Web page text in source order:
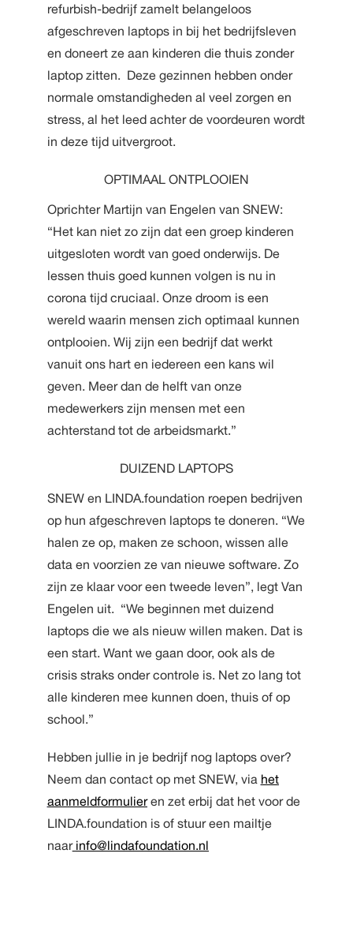
refurbish-bedrijf zamelt belangeloos
afgeschreven laptops in bij het bedrijfsleven
en doneert ze aan kinderen die thuis zonder
laptop zitten. Deze gezinnen hebben onder
normale omstandigheden al veel zorgen en
stress, al het leed achter de voordeuren wordt
in deze tijd uitvergroot.
OPTIMAAL ONTPLOOIEN
Oprichter Martijn van Engelen van SNEW:
“Het kan niet zo zijn dat een groep kinderen
uitgesloten wordt van goed onderwijs. De
lessen thuis goed kunnen volgen is nu in
corona tijd cruciaal. Onze droom is een
wereld waarin mensen zich optimaal kunnen
ontplooien. Wij zijn een bedrijf dat werkt
vanuit ons hart en iedereen een kans wil
geven. Meer dan de helft van onze
medewerkers zijn mensen met een
achterstand tot de arbeidsmarkt.”
DUIZEND LAPTOPS
SNEW en LINDA.foundation roepen bedrijven
op hun afgeschreven laptops te doneren. “We
halen ze op, maken ze schoon, wissen alle
data en voorzien ze van nieuwe software. Zo
zijn ze klaar voor een tweede leven”, legt Van
Engelen uit. “We beginnen met duizend
laptops die we als nieuw willen maken. Dat is
een start. Want we gaan door, ook als de
crisis straks onder controle is. Net zo lang tot
alle kinderen mee kunnen doen, thuis of op
school.”
Hebben jullie in je bedrijf nog laptops over?
Neem dan contact op met SNEW, via het
aanmeldformulieren zet erbij dat het voor de
LINDA.foundation is of stuur een mailtje
naar info@lindafoundation.nl